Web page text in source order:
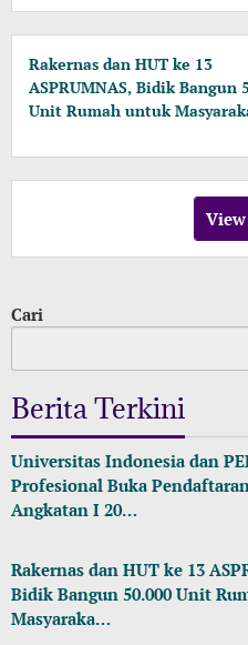
hingga KPK
Rakernas dan HUT ke 13
ASPRUMNAS, Bidik Bangun
Unit Rumah untuk
Cari
Berita Terkini
Universitas Indonesia dan
Profesional Buka
Angkatan I 20…
Rakernas dan HUT ke 13
Bidik Bangun 50.000 Unit
Masyaraka…